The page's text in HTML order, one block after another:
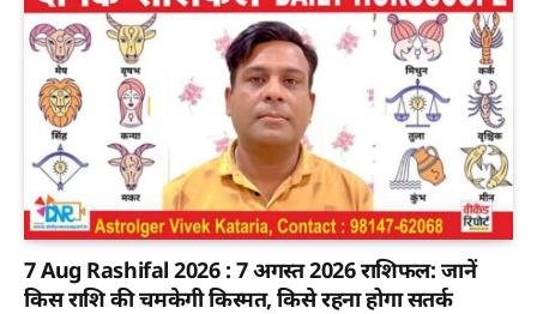
7 Aug Rashifal 2026 : 7 अगस्त 2026 राशिफल: जानें
किस राशि की चमकेगी किस्मत, किसे रहना होगा सतर्क